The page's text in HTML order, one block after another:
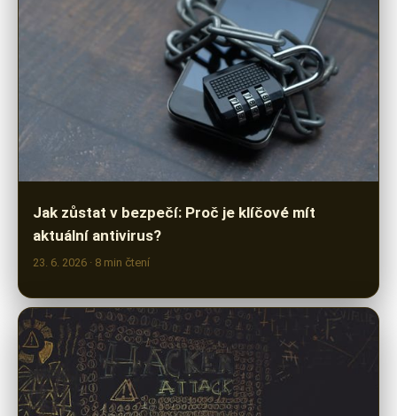
Jak zůstat v bezpečí: Proč je klíčové mít
23. 6. 2026· 8 min čtení